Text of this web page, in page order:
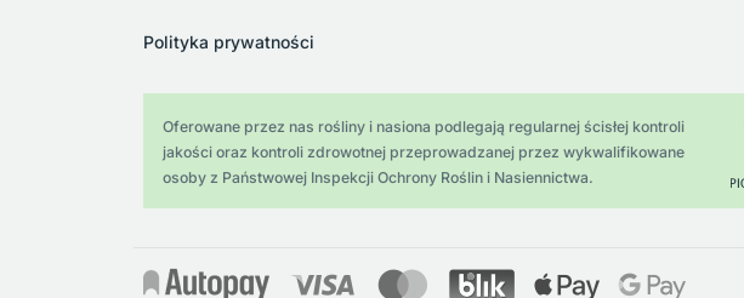
Polityka prywatności
Oferowane przez nas rośliny i nasiona podlegają regularnej ścisłej kontroli
jakości oraz kontroli zdrowotnej przeprowadzanej przez wykwalifikowane
osoby z Państwowej Inspekcji Ochrony Roślin i Nasiennictwa.